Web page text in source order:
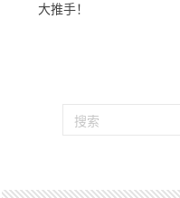
大推手！